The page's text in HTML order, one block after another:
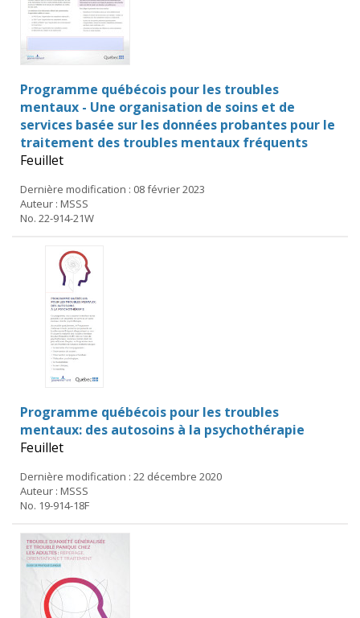
Programme québécois pour les troubles
mentaux - Une organisation de soins et de
services basée sur les données probantes pour le
traitement des troubles mentaux fréquents
Feuillet
Dernière modification : 08 février 2023
Auteur : MSSS
No. 22-914-21W
Programme québécois pour les troubles
mentaux: des autosoins à la psychothérapie
Feuillet
Dernière modification : 22 décembre 2020
Auteur : MSSS
No. 19-914-18F